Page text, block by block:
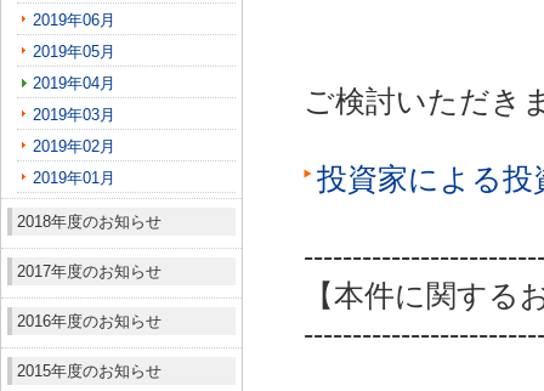
2019年06月
2019年05月
2019年04月
2019年03月
2019年02月
2019年01月
2018年度のお知らせ
2017年度のお知らせ
2016年度のお知らせ
2015年度のお知らせ
ご検討いただき
投資家による
【本件に関する